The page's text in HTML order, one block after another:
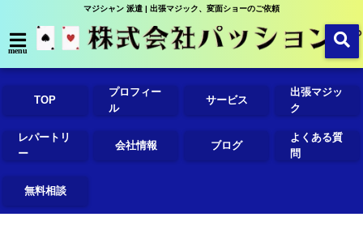
マジシャン 派遣 | 出張マジック、変面ショーのご依頼
menu
TOP
プロフィー
ル
サービス
出張マジッ
ク
レパートリ
ー
会社情報 ブログ
よくある質
問
無料相談